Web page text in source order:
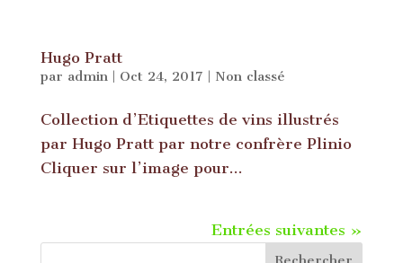
Hugo Pratt
par admin| Oct 24, 2017 | Non classé
Collection d’Etiquettes de vins illustrés
par Hugo Pratt par notre confrère Plinio
Cliquer sur l’image pour...
Entrées suivantes »